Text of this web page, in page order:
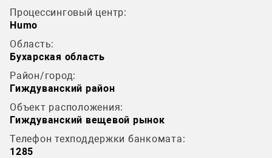
Процессинговый центр:
Humo
Область:
Бухарская область
Район/город:
Гиждуванский район
Объект расположения:
Гиждуванский вещевой рынок
Телефон техподдержки банкомата:
1285